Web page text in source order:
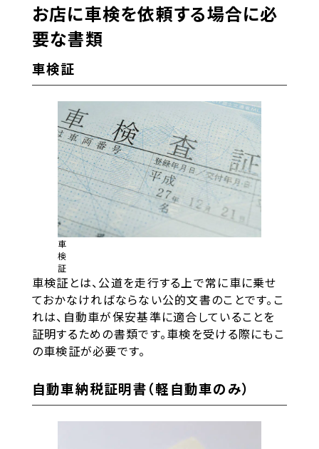
お店に車検を依頼する場合に必
要な書類
車検証
車
検
証
車検証とは、公道を走行する上で常に車に乗せ
ておかなければならない公的文書のことです。こ
れは、自動車が保安基準に適合していることを
証明するための書類です。車検を受ける際にもこ
の車検証が必要です。
自動車納税証明書（軽自動車のみ）